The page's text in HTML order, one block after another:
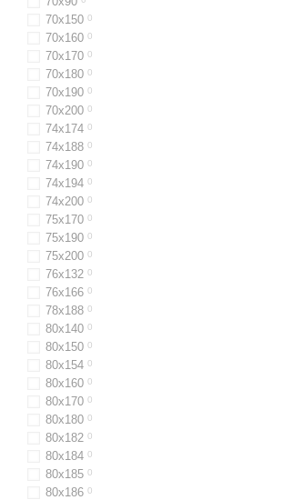
70x150 0
70x160 0
70х170 0
70x180 0
70x190 0
70x200 0
74х174 0
74х188 0
74х190 0
74х194 0
74х200 0
75х170 0
75х190 0
75х200 0
76x132 0
76x166 0
78х188 0
80х140 0
80x150 0
80х154 0
80х160 0
80x170 0
80х180 0
80х182 0
80х184 0
80х185 0
80x186 0